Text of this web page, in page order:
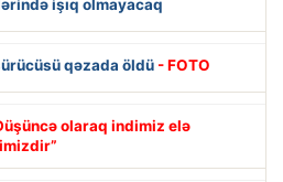
işıq olmayacaq
qəzada öldü - FOTO
olaraq indimiz elə